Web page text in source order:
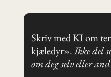
Skriv med KI om
kjæledyr».Ikke del
om deg selv eller